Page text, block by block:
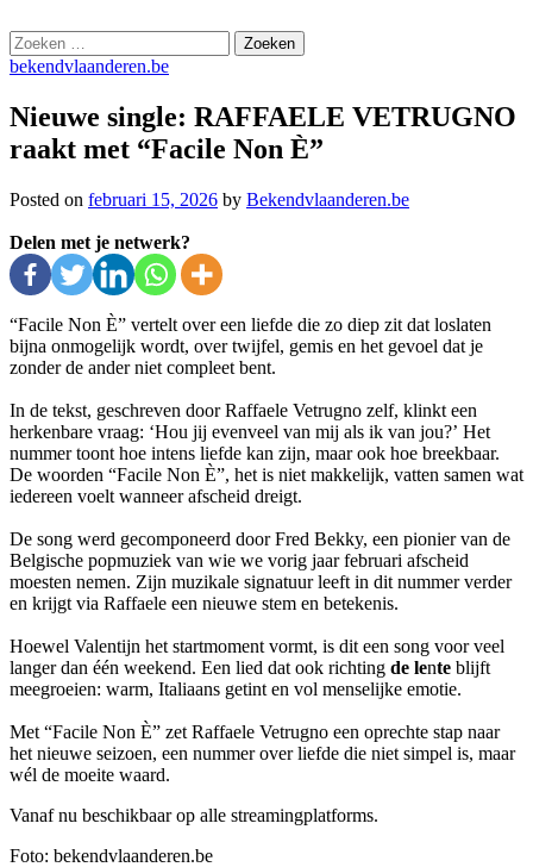
to
content
Zoeken
naar:
bekendvlaanderen.be
Nieuwe single: RAFFAELE VETRUGNO
raakt met “Facile Non È”
Posted on februari 15, 2026 by Bekendvlaanderen.be
Delen met je netwerk?
“Facile Non È” vertelt over een liefde die zo diep zit dat loslaten
bijna onmogelijk wordt, over twijfel, gemis en het gevoel dat je
zonder de ander niet compleet bent.
In de tekst, geschreven door Raffaele Vetrugno zelf, klinkt een
herkenbare vraag: ‘Hou jij evenveel van mij als ik van jou?’ Het
nummer toont hoe intens liefde kan zijn, maar ook hoe breekbaar.
De woorden “Facile Non È”, het is niet makkelijk, vatten samen wat
iedereen voelt wanneer afscheid dreigt.
De song werd gecomponeerd door Fred Bekky, een pionier van de
Belgische popmuziek van wie we vorig jaar februari afscheid
moesten nemen. Zijn muzikale signatuur leeft in dit nummer verder
en krijgt via Raffaele een nieuwe stem en betekenis.
Hoewel Valentijn het startmoment vormt, is dit een song voor veel
langer dan één weekend. Een lied dat ook richting de lente blijft
meegroeien: warm, Italiaans getint en vol menselijke emotie.
Met “Facile Non È” zet Raffaele Vetrugno een oprechte stap naar
het nieuwe seizoen, een nummer over liefde die niet simpel is, maar
wél de moeite waard.
Vanaf nu beschikbaar op alle streamingplatforms.
Foto: bekendvlaanderen.be